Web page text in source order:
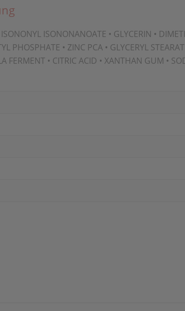
ISONONANOATE • GLYCERIN •
PHOSPHATE • ZINC PCA • GLYCERYL
FERMENT • CITRIC ACID • XANTHAN GUM •